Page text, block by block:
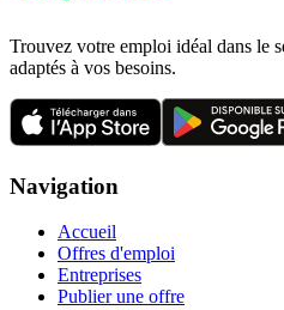
Trouvez votre emploi idéal dans le
adaptés à vos besoins.
Navigation
Accueil
Offres d'emploi
Entreprises
Publier une offre